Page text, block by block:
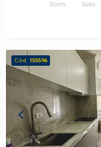
Dorm. Suite
Cód. 155596